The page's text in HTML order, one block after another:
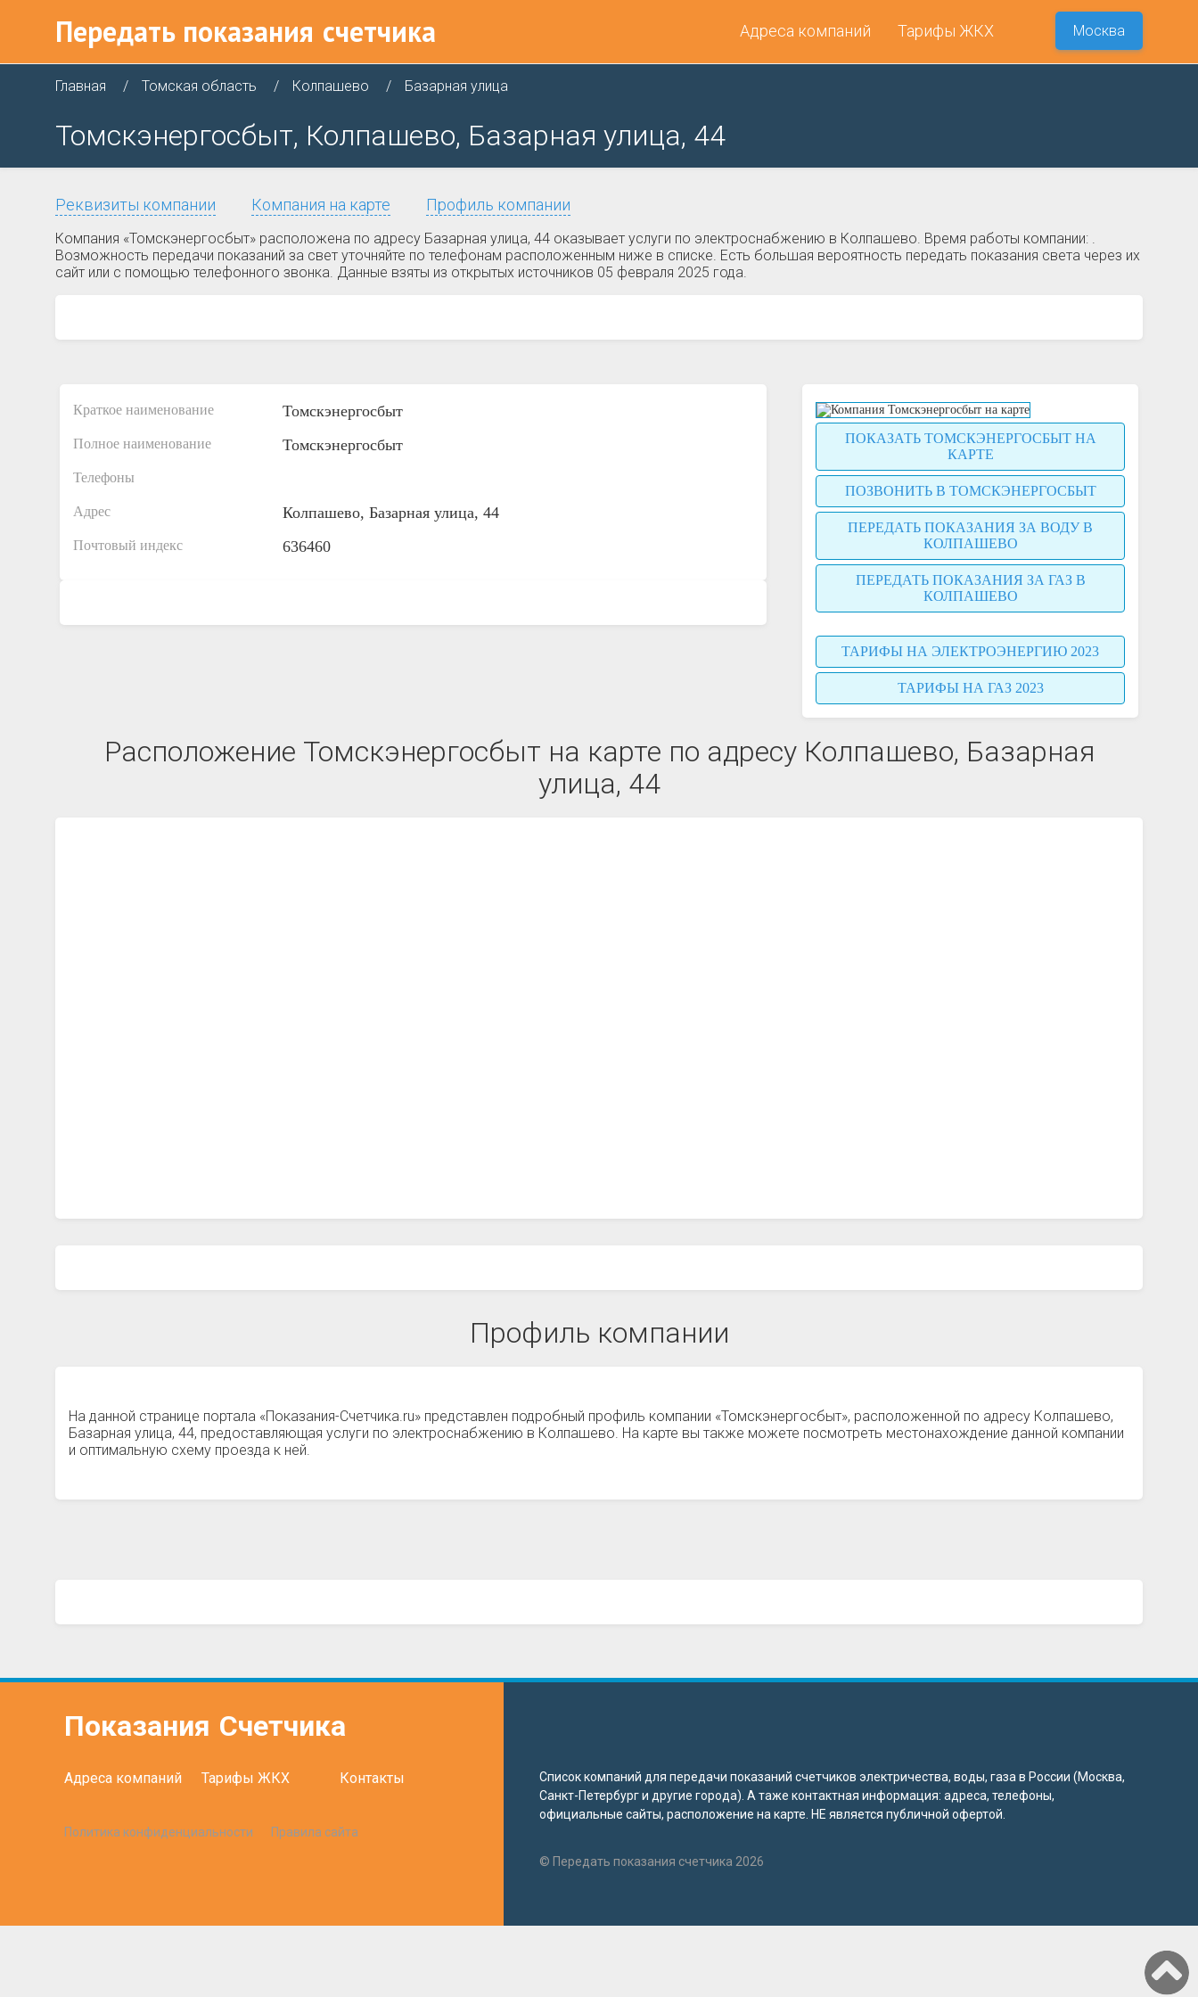
Передать показания счетчика Адреса компаний Тарифы ЖКХ Москва
Главная Томская область Колпашево Базарная улица
Томскэнергосбыт, Колпашево, Базарная улица, 44
Реквизиты компании Компания на карте Профиль компании
Компания «Томскэнергосбыт» расположена по адресу Базарная улица, 44 оказывает услуги по электроснабжению в Колпашево. Время работы компании: .
Возможность передачи показаний за свет уточняйте по телефонам расположенным ниже в списке. Есть большая вероятность передать показания света через их
сайт или с помощью телефонного звонка. Данные взяты из открытых источников 05 февраля 2025 года.
Краткое наименование Томскэнергосбыт
Полное наименование Томскэнергосбыт
Телефоны
Адрес Колпашево, Базарная улица, 44
Почтовый индекс 636460
ПОКАЗАТЬ ТОМСКЭНЕРГОСБЫТ НА
КАРТЕ
ПОЗВОНИТЬ В ТОМСКЭНЕРГОСБЫТ
ПЕРЕДАТЬ ПОКАЗАНИЯ ЗА ВОДУ В
КОЛПАШЕВО
ПЕРЕДАТЬ ПОКАЗАНИЯ ЗА ГАЗ В
КОЛПАШЕВО
ТАРИФЫ НА ЭЛЕКТРОЭНЕРГИЮ 2023
ТАРИФЫ НА ГАЗ 2023
Расположение Томскэнергосбыт на карте по адресу Колпашево, Базарная
улица, 44
Профиль компании
На данной странице портала «Показания-Счетчика.ru» представлен подробный профиль компании «Томскэнергосбыт», расположенной по адресу Колпашево,
Базарная улица, 44, предоставляющая услуги по электроснабжению в Колпашево. На карте вы также можете посмотреть местонахождение данной компании
и оптимальную схему проезда к ней.
Показания Счетчика
Адреса компаний Тарифы ЖКХ Контакты
Политика конфиденциальности Правила сайта
Список компаний для передачи показаний счетчиков электричества, воды, газа в России (Москва,
Санкт-Петербург и другие города). А таже контактная информация: адреса, телефоны,
официальные сайты, расположение на карте. НЕ является публичной офертой.
© Передать показания счетчика 2026